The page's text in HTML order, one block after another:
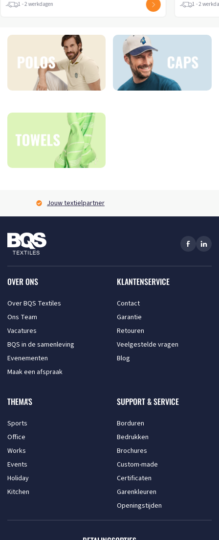
1 - 2 werkdagen 1 - 2
Jouw textielpartner
OVER ONS
Over BQS Textiles
Ons Team
Vacatures
BQS in de samenleving
Evenementen
Maak een afspraak
KLANTENSERVICE
Contact
Garantie
Retouren
Veelgestelde vragen
Blog
THEMA'S
Sports
Office
Works
Events
Holiday
Kitchen
SUPPORT & SERVICE
Borduren
Bedrukken
Brochures
Custom-made
Certificaten
Garenkleuren
Openingstijden